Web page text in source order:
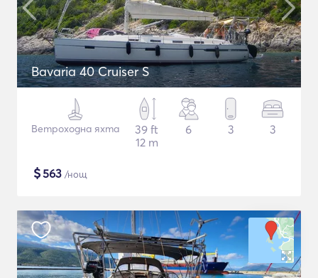
Bavaria 40 Cruiser S
Ветроходна яхта
39 ft
12 m
6 3 3
$563 /нощ